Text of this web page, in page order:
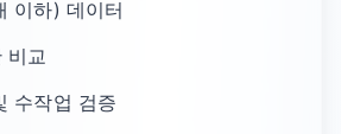
이하) 데이터
비교
수작업 검증